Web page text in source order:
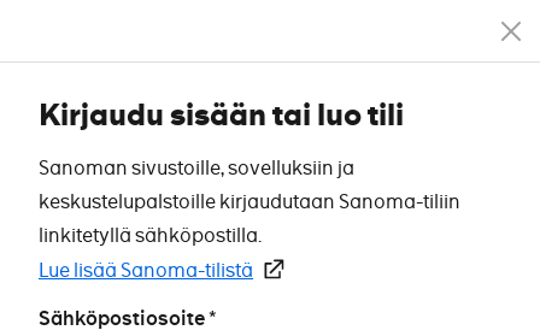
Kirjaudu sisään tai luo tili
Sanoman sivustoille, sovelluksiin ja
keskustelupalstoille kirjaudutaan Sanoma-tiliin
linkitetyllä sähköpostilla.
Lue lisää Sanoma-tilistä
Sähköpostiosoite